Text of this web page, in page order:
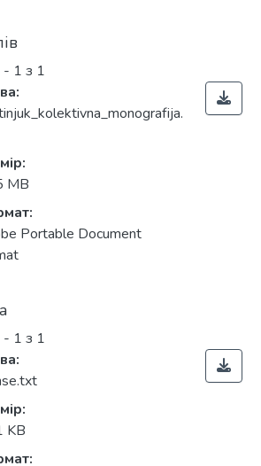
- 1 з 1
MB
Portable Document
- 1 з 1
KB